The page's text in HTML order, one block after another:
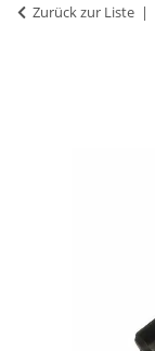
Zurück zur Liste